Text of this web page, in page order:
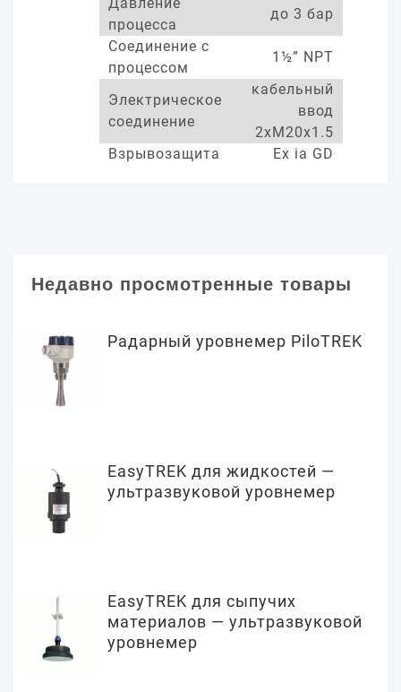
процесса
до 3 бар
Соединение с
процессом
1½” NPT
Электрическое
соединение
кабельный
ввод
2xM20x1.5
Взрывозащита
Ex ia GD
Недавно просмотренные товары
Радарный уровнемер PiloTREK
EasyTREK для жидкостей —
ультразвуковой уровнемер
EasyTREK для сыпучих
материалов — ультразвуковой
уровнемер